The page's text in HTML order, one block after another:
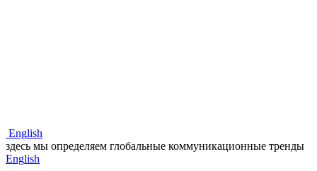
English
здесь мы определяем глобальные коммуникационные тренды
English